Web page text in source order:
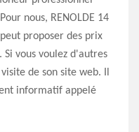
nous, RENOLDE 14
proposer des prix
Si vous voulez d'autres
de son site web. Il
informatif appelé